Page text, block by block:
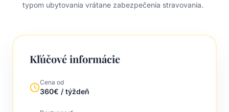
typom ubytovania vrátane zabezpečenia stravovania.
Kľúčové informácie
Cena od
360€ / týždeň